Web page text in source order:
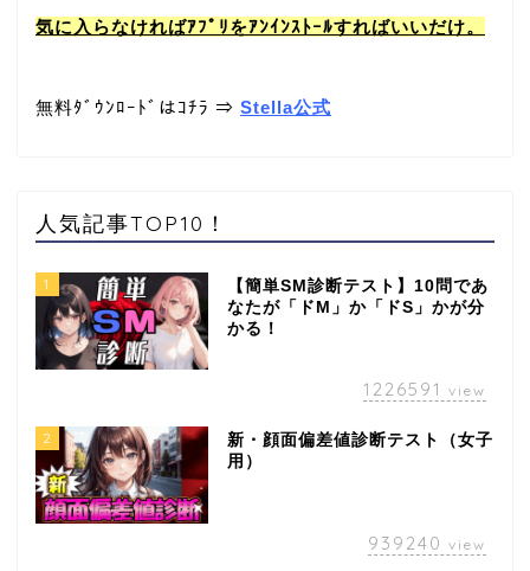
気に入らなければｱﾌﾟﾘをｱﾝｲﾝｽﾄｰﾙすればいいだけ。
無料ﾀﾞｳﾝﾛｰﾄﾞはｺﾁﾗ ⇒ Stella公式
人気記事TOP10！
1
【簡単SM診断テスト】10問であ
なたが「ドM」か「ドS」かが分
かる！
1226591 view
2
新・顔面偏差値診断テスト（女子
用）
939240 view